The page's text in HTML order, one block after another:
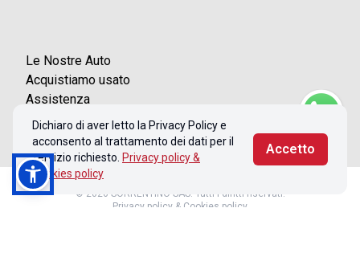
Le Nostre Auto
Acquistiamo usato
Assistenza
Contatti
Dichiaro di aver letto la Privacy Policy e
acconsento al trattamento dei dati per il
servizio richiesto. Privacy policy &
Cookies policy
Accetto
© 2026 SORRENTINO SAS. Tutti i diritti riservati.
Privacy policy & Cookies policy